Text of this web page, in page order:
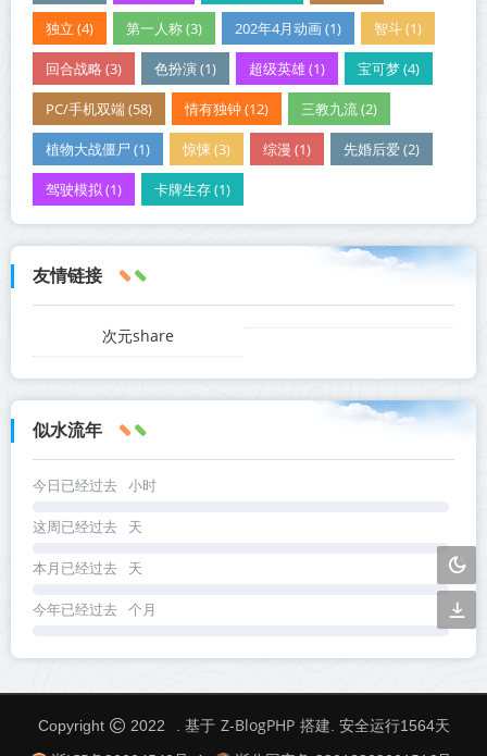
独立 (4) 第一人称 (3) 202年4月动画 (1) 智斗 (1)
回合战略 (3) 色扮演 (1) 超级英雄 (1) 宝可梦 (4)
PC/手机双端 (58) 情有独钟 (12) 三教九流 (2)
植物大战僵尸 (1) 惊悚 (3) 综漫 (1) 先婚后爱 (2)
驾驶模拟 (1) 卡牌生存 (1)
友情链接
次元share
似水流年
今日已经过去 小时
这周已经过去 天
本月已经过去 天
今年已经过去 个月
Copyright 2022 . 基于 Z-BlogPHP 搭建. 安全运行1564天